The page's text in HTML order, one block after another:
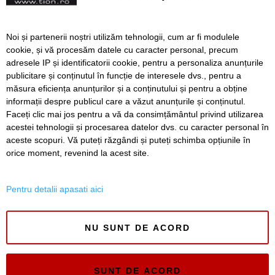
Bătaie în plină stradă între
trei bărbați, la Timișoara
Înapoi Înainte
SERVICII Redactia
Folosinta Cookie-urilor
Noi și partenerii noștri utilizăm tehnologii, cum ar fi modulele
cookie, și vă procesăm datele cu caracter personal, precum
adresele IP și identificatorii cookie, pentru a personaliza anunțurile
publicitare și conținutul în funcție de interesele dvs., pentru a
măsura eficiența anunțurilor și a conținutului și pentru a obține
informații despre publicul care a văzut anunțurile și conținutul.
Faceți clic mai jos pentru a vă da consimțământul privind utilizarea
acestei tehnologii și procesarea datelor dvs. cu caracter personal în
aceste scopuri. Vă puteți răzgândi și puteți schimba opțiunile în
orice moment, revenind la acest site.
Pentru detalii apasati aici
NU SUNT DE ACORD
SUNT DE ACORD